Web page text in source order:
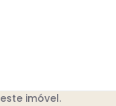
imóvel.